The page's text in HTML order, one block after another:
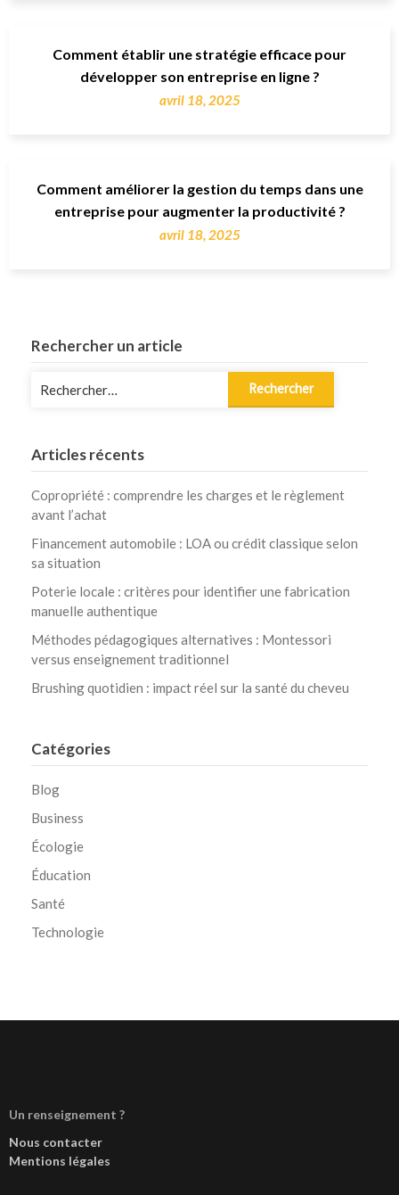
Comment établir une stratégie efficace pour
développer son entreprise en ligne ?
avril 18, 2025
Comment améliorer la gestion du temps dans une
entreprise pour augmenter la productivité ?
avril 18, 2025
Rechercher un article
Articles récents
Copropriété : comprendre les charges et le règlement
avant l’achat
Financement automobile : LOA ou crédit classique selon
sa situation
Poterie locale : critères pour identifier une fabrication
manuelle authentique
Méthodes pédagogiques alternatives : Montessori
versus enseignement traditionnel
Brushing quotidien : impact réel sur la santé du cheveu
Catégories
Blog
Business
Écologie
Éducation
Santé
Technologie
Un renseignement ?
Nous contacter
Mentions légales